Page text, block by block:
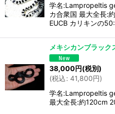
学名:Lampropeltis
カ合衆国 最大全長:
EUCB カリキンの
メキシカンブラッ
38,000円(税別)
(税込: 41,800円)
学名:Lampropeltis
最大全長:約120cm